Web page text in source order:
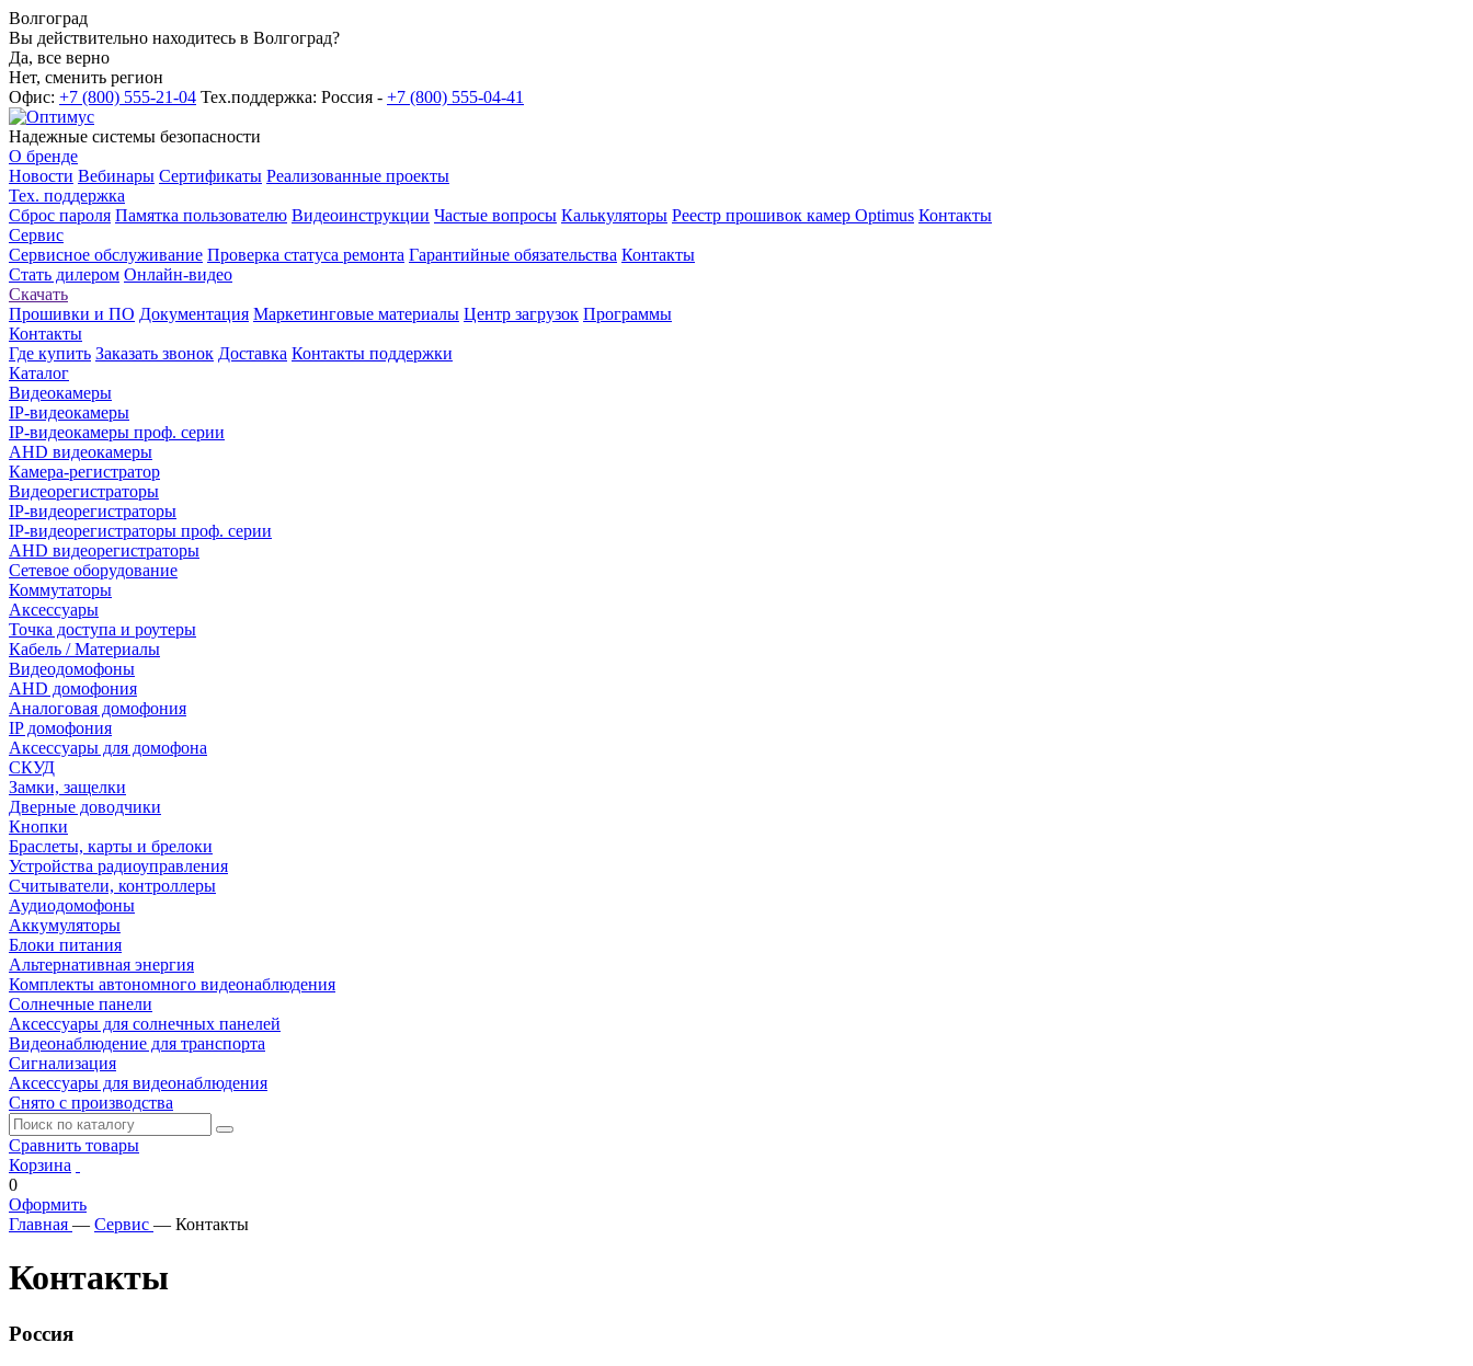
Волгоград
Вы действительно находитесь в Волгоград?
Да, все верно
Нет, сменить регион
Офис: +7 (800) 555-21-04 Тех.поддержка: Россия - +7 (800) 555-04-41
Надежные системы безопасности
О бренде
Новости Вебинары Сертификаты Реализованные проекты
Тех. поддержка
Сброс пароля Памятка пользователю Видеоинструкции Частые вопросы Калькуляторы Реестр прошивок камер Optimus Контакты
Сервис
Сервисное обслуживание Проверка статуса ремонта Гарантийные обязательства Контакты
Стать дилером Онлайн-видео
Скачать
Прошивки и ПО Документация Маркетинговые материалы Центр загрузок Программы
Контакты
Где купить Заказать звонок Доставка Контакты поддержки
Каталог
Видеокамеры
IP-видеокамеры
IP-видеокамеры проф. серии
AHD видеокамеры
Камера-регистратор
Видеорегистраторы
IP-видеорегистраторы
IP-видеорегистраторы проф. серии
AHD видеорегистраторы
Сетевое оборудование
Коммутаторы
Аксессуары
Точка доступа и роутеры
Кабель / Материалы
Видеодомофоны
AHD домофония
Аналоговая домофония
IP домофония
Аксессуары для домофона
СКУД
Замки, защелки
Дверные доводчики
Кнопки
Браслеты, карты и брелоки
Устройства радиоуправления
Считыватели, контроллеры
Аудиодомофоны
Аккумуляторы
Блоки питания
Альтернативная энергия
Комплекты автономного видеонаблюдения
Солнечные панели
Аксессуары для солнечных панелей
Видеонаблюдение для транспорта
Сигнализация
Аксессуары для видеонаблюдения
Снято с производства
Сравнить товары
Корзина
0
Оформить
Главная — Сервис — Контакты
Контакты
Россия